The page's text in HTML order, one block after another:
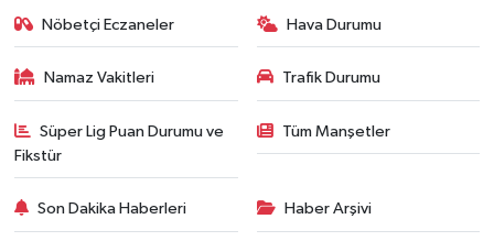
Nöbetçi Eczaneler Hava Durumu
Namaz Vakitleri Trafik Durumu
Süper Lig Puan Durumu ve
Fikstür
Tüm Manşetler
Son Dakika Haberleri Haber Arşivi